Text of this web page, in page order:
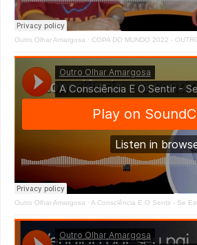
Outro Olhar Amargosa · COPA DO MUNDO 2022 -
Outro Olhar Amargosa · A Consciência E O Sentir - Se